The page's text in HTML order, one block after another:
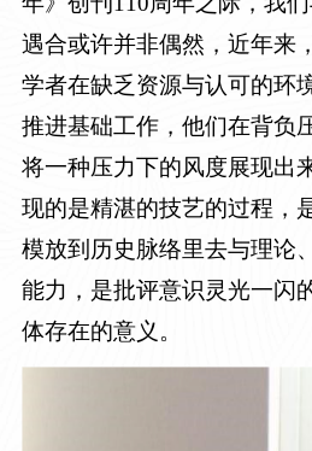
遇合或许并非偶然，近年来
学者在缺乏资源与认可的环
推进基础工作，他们在背负
将一种压力下的风度展现出
现的是精湛的技艺的过程，
模放到历史脉络里去与理论
能力，是批评意识灵光一闪
体存在的意义。